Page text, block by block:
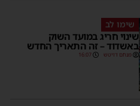
שימו לב
שינוי חריג במועד השוק
באשדוד – זה התאריך החדש
מנחם דויטש 16:07